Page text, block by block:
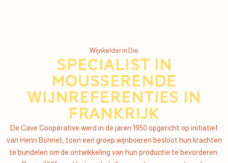
Wijnkelder in Die
Specialist in
mousserende
wijnreferenties in
Frankrijk
De Cave Coopérative werd in de jaren 1950 opgericht op initiatief
van Henri Bonnet, toen een groep wijnboeren besloot hun krachten
te bundelen om de ontwikkeling van hun productie te bevorderen.